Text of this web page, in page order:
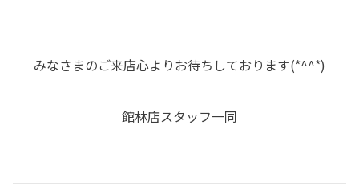
みなさまのご来店心よりお待ちしております(*^^*)
館林店スタッフ一同